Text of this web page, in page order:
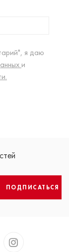
я даю
и
ПОДПИСАТЬСЯ